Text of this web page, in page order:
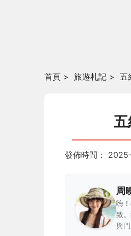
首頁 > 旅遊札記 > 五
發佈時間：
周
嗨
致
與